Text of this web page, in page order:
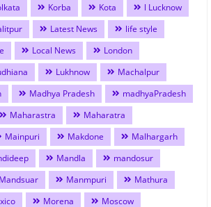
Korba Kota
l Lucknow
Latest News
life style
Local News
London
Lukhnow
Machalpur
Madhya Pradesh
madhyaPradesh
Maharastra
Maharatra
Mainpuri Makdone
Malhargarh
Mandla
mandosur
Mandsuar Manmpuri
Mathura
Morena
Moscow